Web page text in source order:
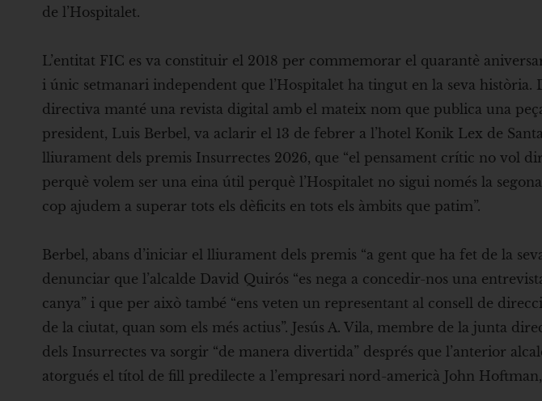
de l’Hospitalet.
L’entitat FIC es va constituir el 2018 per commemorar el quarantè
i únic setmanari independent que l’Hospitalet ha tingut en la seva història.
directiva manté una revista digital amb el mateix nom que publica una
president, Luis Berbel, va aclarir el 13 de febrer a l’hotel Konik Lex de
lliurament dels premis Insurrectes 2026, que “el pensament crític no vol
perquè volem ser una eina útil perquè l’Hospitalet no sigui només la
cop ajudem a superar tots els dèficits en tots els àmbits que patim”.
Berbel, abans d’iniciar el lliurament dels premis “a gent que ha fet de la
denunciar que l’alcalde David Quirós “es nega a concedir-nos una
canya” i que per això també “ens veten un representant al consell de
de la ciutat, quan som els més actius”. Jesús A. Vila, membre de la junta
dels Insurrectes va sorgir “de manera divertida” després que l’anterior
atorgués el títol de fill predilecte a l’empresari nord-americà John